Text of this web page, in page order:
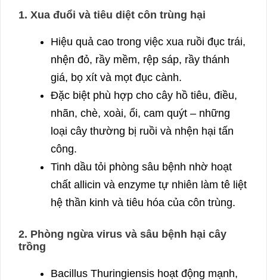
1. Xua đuổi và tiêu diệt côn trùng hại
Hiệu quả cao trong việc xua ruồi đục trái,
nhện đỏ, rầy mềm, rệp sáp, rầy thánh
giá, bọ xít và mọt đục cành.
Đặc biệt phù hợp cho cây hồ tiêu, điều,
nhãn, chè, xoài, ổi, cam quýt – những
loại cây thường bị ruồi và nhện hại tấn
công.
Tinh dầu tỏi phòng sâu bệnh nhờ hoạt
chất allicin và enzyme tự nhiên làm tê liệt
hệ thần kinh và tiêu hóa của côn trùng.
2. Phòng ngừa virus và sâu bệnh hại cây
trồng
Bacillus Thuringiensis hoạt động mạnh,